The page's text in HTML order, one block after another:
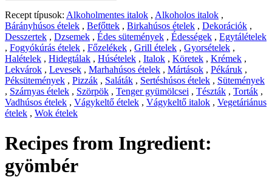
Recept típusok: Alkoholmentes italok , Alkoholos italok ,
Bárányhúsos ételek , Befőttek , Birkahúsos ételek , Dekorációk ,
Desszertek , Dzsemek , Édes sütemények , Édességek , Egytálételek
, Fogyókúrás ételek , Főzelékek , Grill ételek , Gyorsételek ,
Halételek , Hidegtálak , Húsételek , Italok , Köretek , Krémek ,
Lekvárok , Levesek , Marhahúsos ételek , Mártások , Pékáruk ,
Péksütemények , Pizzák , Saláták , Sertéshúsos ételek , Sütemények
, Szárnyas ételek , Szörpök , Tenger gyümölcsei , Tészták , Torták ,
Vadhúsos ételek , Vágykeltő ételek , Vágykeltő italok , Vegetáriánus
ételek , Wok ételek
Recipes from Ingredient:
gyömbér